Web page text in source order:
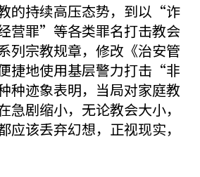
的持续高压态势，到以“诈
罪”等各类罪名打击教会
列宗教规章，修改《治安管
捷地使用基层警力打击“非
种迹象表明，当局对家庭教
急剧缩小，无论教会大小，
应该丢弃幻想，正视现实，